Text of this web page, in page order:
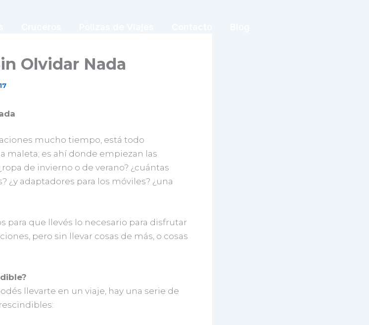
Olvidar Nada
mucho tiempo, está todo
maleta; es ahí donde empiezan las
de invierno o de verano? ¿cuántas
¿y adaptadores para los móviles? ¿una
para que llevés lo necesario para disfrutar
pero sin llevar cosas de más, o cosas
llevarte en un viaje, hay una serie de